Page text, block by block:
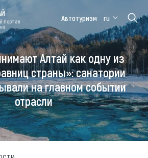
Медицинский
форум
Алтайская
зимовка
портал
Автотуризм ru
Алтай как одну из
страны»: санатории
на главном событии
отрасли